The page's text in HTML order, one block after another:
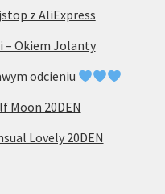
z AliExpress
– Okiem Jolanty
odcieniu
Moon 20DEN
Lovely 20DEN